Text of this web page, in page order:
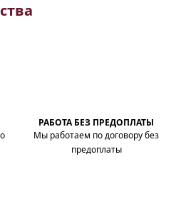
РАБОТА БЕЗ ПРЕДОПЛАТЫ
Мы работаем по договору без
предоплаты